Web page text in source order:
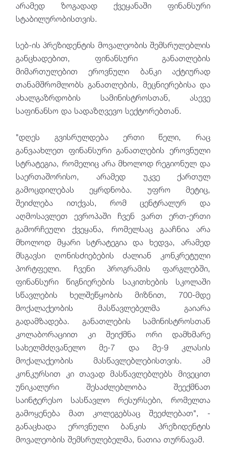
არამედ ზოგადად ქვეყანაში ფინანსური
სტაბილურობისთვის.
სებ-ის პრეზიდენტის მოვალეობის შემსრულებლის
განცხადებით, ფინანსური განათლების
მიმართულებით ეროვნული ბანკი აქტიურად
თანამშრომლობს განათლების, მეცნიერებისა და
ახალგაზრდობის სამინისტროსთან, ასევე
საფინანსო და სადაზღვევო სექტორებთან.
"დღეს გვისრულდება ერთი წელი, რაც
განვაახლეთ ფინანსური განათლების ეროვნული
სტრატეგია, რომელიც არა მხოლოდ რეგიონულ და
საერთაშორისო, არამედ უკვე ქართულ
გამოცდილებას ეყრდნობა. უფრო მეტიც,
შეიძლება ითქვას, რომ ცენტრალურ და
აღმოსავლეთ ევროპაში ჩვენ ვართ ერთ-ერთი
გამორჩეული ქვეყანა, რომელსაც გააჩნია არა
მხოლოდ მყარი სტრატეგია და ხედვა, არამედ
მსგავსი ღონისძიებების ძალიან კონკრეტული
პორტფელი. ჩვენი პროგრამის ფარგლებში,
ფინანსური წიგნიერების საკითხების სკოლაში
სწავლების ხელშეწყობის მიზნით, 700-მდე
მოქალაქეობის მასწავლებელმა გაიარა
გადამზადება. განათლების სამინისტროსთან
კოლაბორაციით კი შეიქმნა ორი დამხმარე
სახელმძღვანელო მე-7 და მე-9 კლასის
მოქალაქეობის მასწავლებლებისთვის. ამ
კონკურსით კი თავად მასწავლებლებს მივეცით
უნიკალური შესაძლებლობა შეექმნათ
საინტერესო სასწავლო რესურსები, რომელთა
გამოყენება მათ კოლეგებსაც შეეძლებათ", -
განაცხადა ეროვნული ბანკის პრეზიდენტის
მოვალეობის შემსრულებელმა, ნათია თურნავამ.